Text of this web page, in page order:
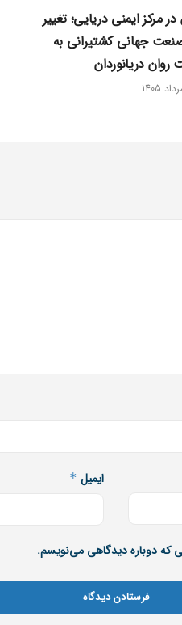
مرکز ایمنی دریایی؛ تغییر
جهانی کشتیرانی به
روان دریانوردان
ایمیل *
که دوباره دیدگاهی می‌نویسم.